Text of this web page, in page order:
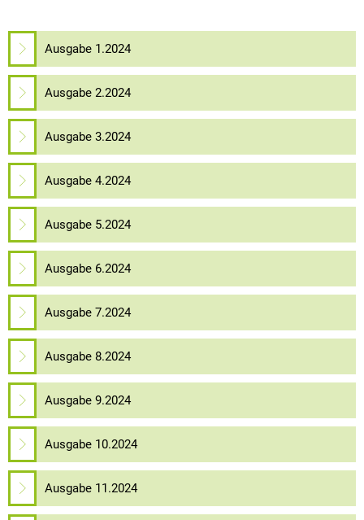
Ausgabe 1.2024
Ausgabe 2.2024
Ausgabe 3.2024
Ausgabe 4.2024
Ausgabe 5.2024
Ausgabe 6.2024
Ausgabe 7.2024
Ausgabe 8.2024
Ausgabe 9.2024
Ausgabe 10.2024
Ausgabe 11.2024